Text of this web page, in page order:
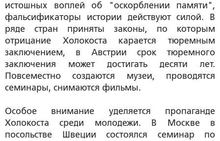
истошных воплей об "оскорблении памяти",
фальсификаторы истории действуют силой. В
ряде стран приняты законы, по которым
отрицание Холокоста карается тюремным
заключением, в Австрии срок тюремного
заключения может достигать десяти лет.
Повсеместно создаются музеи, проводятся
семинары, снимаются фильмы.
Особое внимание уделяется пропаганде
Холокоста среди молодежи. В Москве в
посольстве Швеции состоялся семинар по